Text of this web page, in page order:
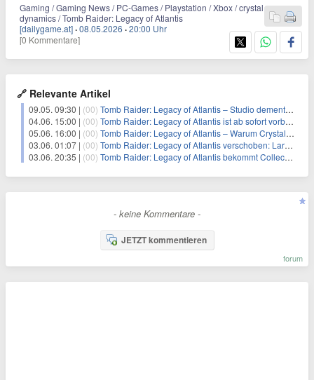
Gaming / Gaming News / PC-Games / Playstation / Xbox / crystal
dynamics / Tomb Raider: Legacy of Atlantis
[dailygame.at] ·08.05.2026 ·20:00 Uhr
[0 Kommentare]
🔗 Relevante Artikel
09.05. 09:30 | (00) Tomb Raider: Legacy of Atlantis – Studio dementiert Gerüchte und bestätigt Release für 2026
04.06. 15:00 | (00) Tomb Raider: Legacy of Atlantis ist ab sofort vorbestellbar – und die Collector’s Edition hat es preislich in sich
05.06. 16:00 | (00) Tomb Raider: Legacy of Atlantis – Warum Crystal Dynamics‘ KI-Beichte mehr Misstrauen sät als Vertrauen
03.06. 01:07 | (00) Tomb Raider: Legacy of Atlantis verschoben: Lara Crofts erstes Abenteuer kehrt 2027 als Remake zurück
03.06. 20:35 | (00) Tomb Raider: Legacy of Atlantis bekommt Collector’s Edition mit T-Rex-Statue
- keine Kommentare -
JETZT kommentieren
forum